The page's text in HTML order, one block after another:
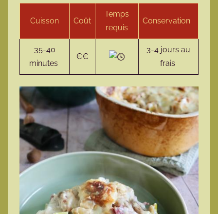
Cuisson Coût
Temps
requis
Conservation
35-40
minutes
€€
3-4 jours au
frais